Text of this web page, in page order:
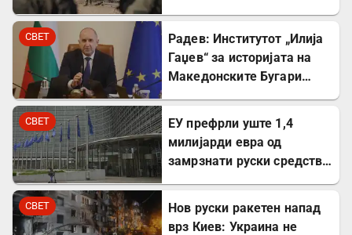
СВЕТ
Радев: Институтот „Илија
Гаџев“ за историјата на
Македонските Бугари
СВЕТ
ЕУ префрли уште 1,4
милијарди евра од
замрзнати руски средства
СВЕТ
Нов руски ракетен напад
врз Киев: Украина не